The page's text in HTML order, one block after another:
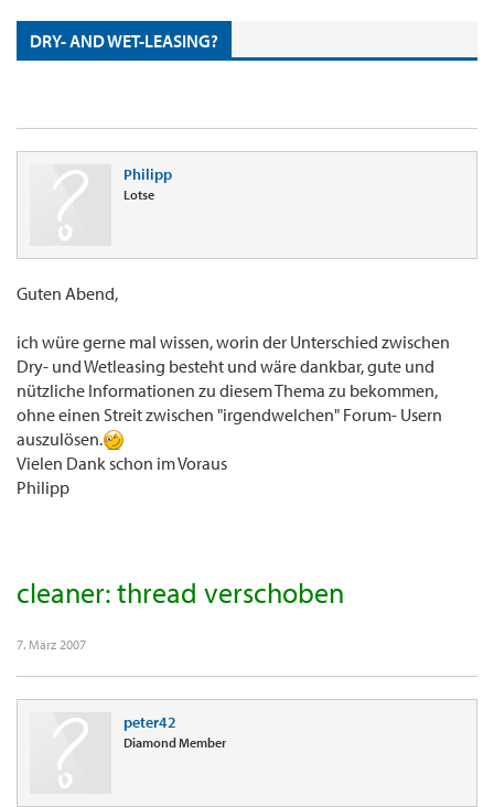
DRY- AND WET-LEASING?
Philipp
Lotse
Guten Abend,
ich würe gerne mal wissen, worin der Unterschied zwischen
Dry- und Wetleasing besteht und wäre dankbar, gute und
nützliche Informationen zu diesem Thema zu bekommen,
ohne einen Streit zwischen "irgendwelchen" Forum- Usern
auszulösen.
Vielen Dank schon im Voraus
Philipp
cleaner: thread verschoben
7. März 2007
peter42
Diamond Member